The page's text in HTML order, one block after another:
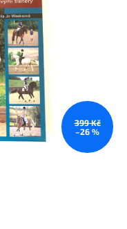
399 Kč
–26 %